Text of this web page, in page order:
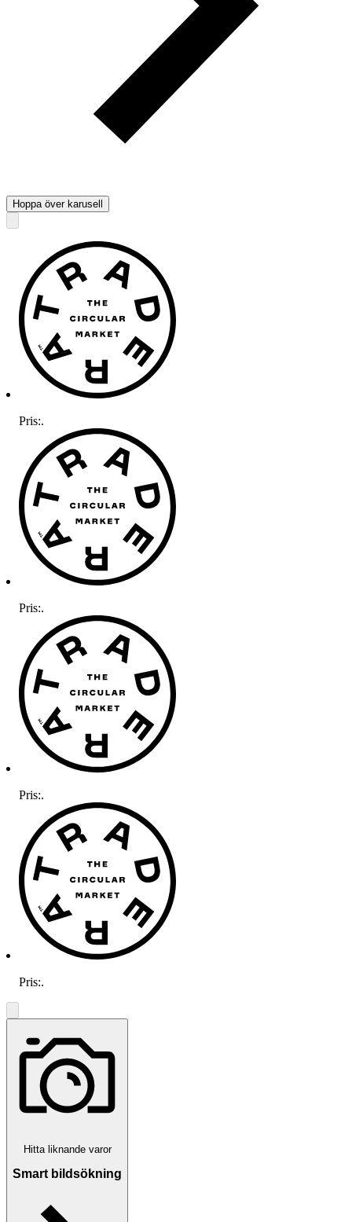
Hoppa över karusell
Pris:.
Pris:.
Pris:.
Pris:.
Hitta liknande varor
Smart bildsökning